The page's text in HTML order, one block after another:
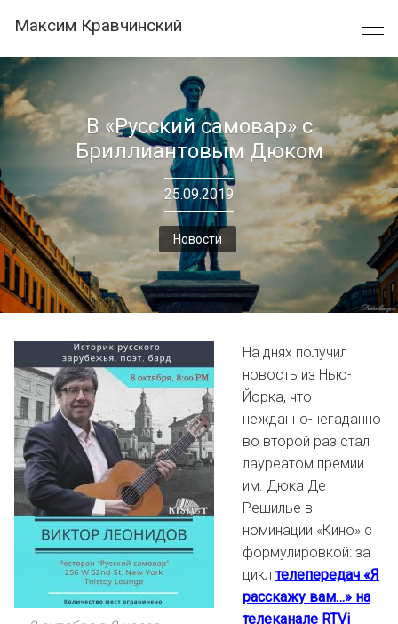
content
Максим Кравчинский
В «Русский самовар» с
Бриллиантовым Дюком
25.09.2019
Новости
На днях получил
новость из Нью-
Йорка, что
нежданно-негаданно
во второй раз стал
лауреатом премии
им. Дюка Де
Решилье в
номинации «Кино» с
формулировкой: за
циклтелепередач «Я
расскажу вам…» на
телеканале RTVi